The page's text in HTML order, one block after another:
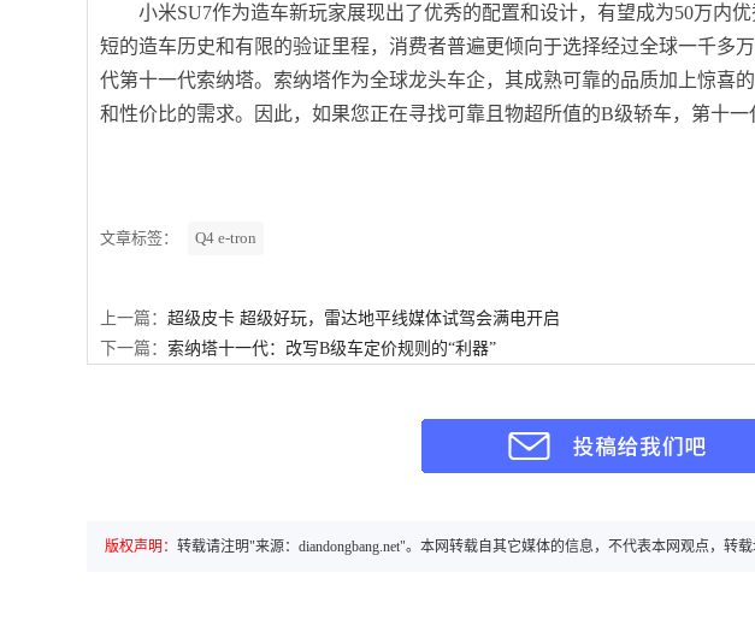
小米SU7作为造车新玩家展现出了优秀的配置和设计，有望成为50万内
短的造车历史和有限的验证里程，消费者普遍更倾向于选择经过全球一千多
代第十一代索纳塔。索纳塔作为全球龙头车企，其成熟可靠的品质加上惊喜
和性价比的需求。因此，如果您正在寻找可靠且物超所值的B级轿车，第十一
文章标签： Q4 e-tron
上一篇： 超级皮卡 超级好玩，雷达地平线媒体试驾会满电开启
下一篇： 索纳塔十一代：改写B级车定价规则的“利器”
版权声明： 转载请注明"来源：diandongbang.net"。本网转载自其它媒体的信息，不代表本网观点，转